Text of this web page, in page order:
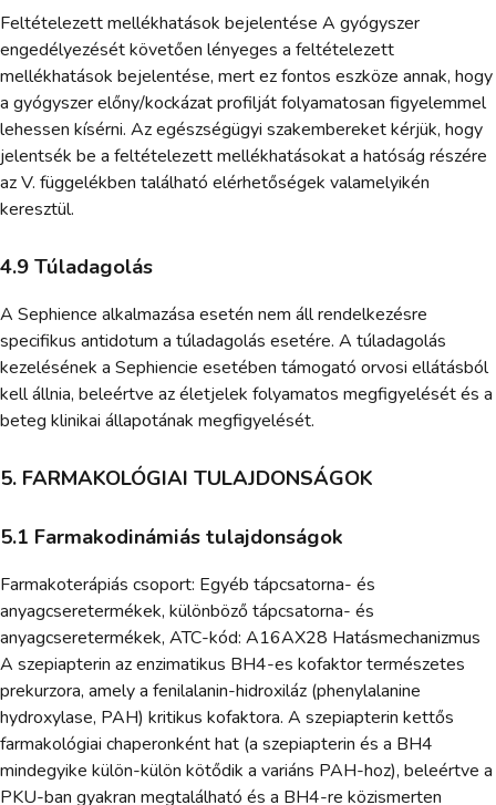
Feltételezett mellékhatások bejelentése A gyógyszer
engedélyezését követően lényeges a feltételezett
mellékhatások bejelentése, mert ez fontos eszköze annak, hogy
a gyógyszer előny/kockázat profilját folyamatosan figyelemmel
lehessen kísérni. Az egészségügyi szakembereket kérjük, hogy
jelentsék be a feltételezett mellékhatásokat a hatóság részére
az V. függelékben található elérhetőségek valamelyikén
keresztül.
4.9 Túladagolás
A Sephience alkalmazása esetén nem áll rendelkezésre
specifikus antidotum a túladagolás esetére. A túladagolás
kezelésének a Sephiencie esetében támogató orvosi ellátásból
kell állnia, beleértve az életjelek folyamatos megfigyelését és a
beteg klinikai állapotának megfigyelését.
5. FARMAKOLÓGIAI TULAJDONSÁGOK
5.1 Farmakodinámiás tulajdonságok
Farmakoterápiás csoport: Egyéb tápcsatorna- és
anyagcseretermékek, különböző tápcsatorna- és
anyagcseretermékek, ATC-kód: A16AX28 Hatásmechanizmus
A szepiapterin az enzimatikus BH4-es kofaktor természetes
prekurzora, amely a fenilalanin-hidroxiláz (phenylalanine
hydroxylase, PAH) kritikus kofaktora. A szepiapterin kettős
farmakológiai chaperonként hat (a szepiapterin és a BH4
mindegyike külön-külön kötődik a variáns PAH-hoz), beleértve a
PKU-ban gyakran megtalálható és a BH4-re közismerten